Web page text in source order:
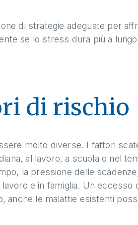
di strategie adeguate per
se lo stress dura più a
di rischio
molto diverse. I fattori
al lavoro, a scuola o nel
la pressione delle
e in famiglia. Un
anche le malattie esistenti